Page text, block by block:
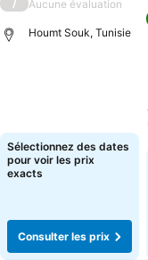
/ Aucune évaluation
Houmt Souk, Tunisie
Sélectionnez des dates
pour voir les prix
exacts
Consulter les prix